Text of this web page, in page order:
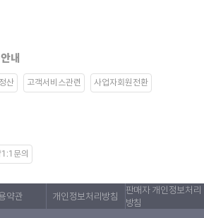
내
정산 고객서비스관련 사업자회원전환
문의
약관 개인정보처리방침
판매자 개인정보처리
방침